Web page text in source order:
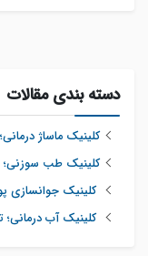
دسته بندی مقالات
کلینیک ماساژ
کلینیک طب سوزنی؛
کلینیک
کلینیک آب‌